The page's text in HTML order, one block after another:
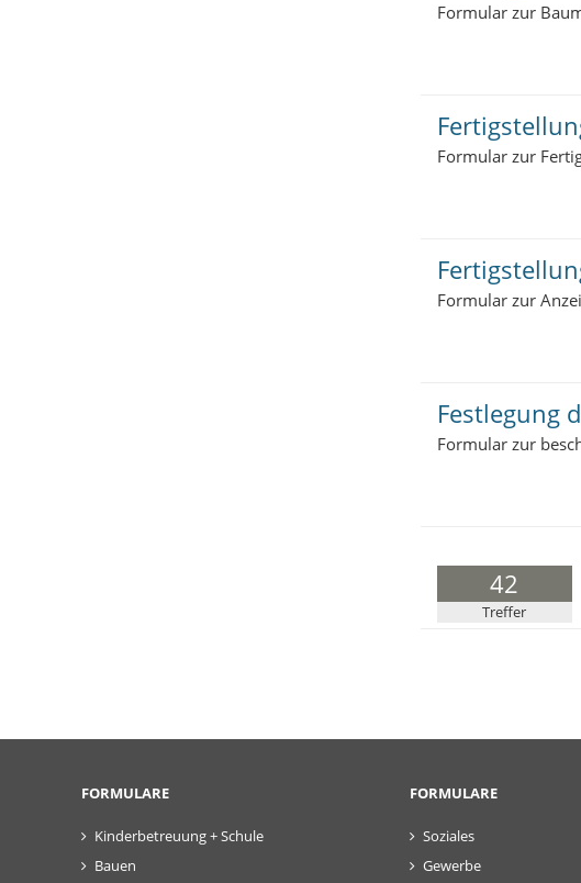
Formular zur
Formular zur
Formular zur
Festlegung
Formular zur
42
Treffer
FORMULARE
Kinderbetreuung + Schule
Bauen
FORMULARE
Soziales
Gewerbe